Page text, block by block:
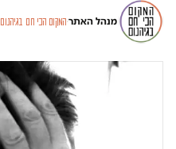
מנהל האתר·המקום הכי חם בגיהנום